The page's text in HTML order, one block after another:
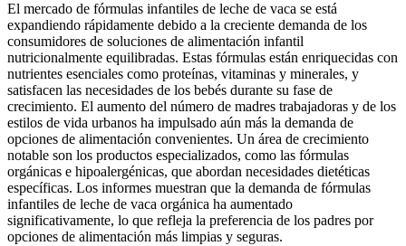
El mercado de fórmulas infantiles de leche de vaca se está
expandiendo rápidamente debido a la creciente demanda de los
consumidores de soluciones de alimentación infantil
nutricionalmente equilibradas. Estas fórmulas están enriquecidas con
nutrientes esenciales como proteínas, vitaminas y minerales, y
satisfacen las necesidades de los bebés durante su fase de
crecimiento. El aumento del número de madres trabajadoras y de los
estilos de vida urbanos ha impulsado aún más la demanda de
opciones de alimentación convenientes. Un área de crecimiento
notable son los productos especializados, como las fórmulas
orgánicas e hipoalergénicas, que abordan necesidades dietéticas
específicas. Los informes muestran que la demanda de fórmulas
infantiles de leche de vaca orgánica ha aumentado
significativamente, lo que refleja la preferencia de los padres por
opciones de alimentación más limpias y seguras.